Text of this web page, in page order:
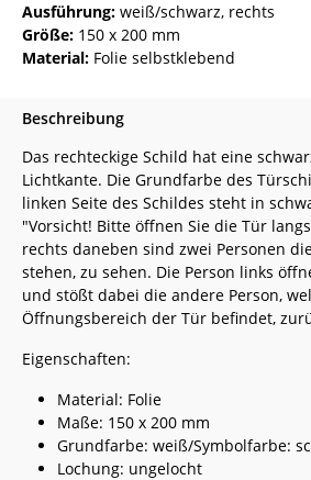
Ausführung: weiß/schwarz, rechts
Größe: 150 x 200 mm
Material: Folie selbstklebend
Beschreibung
Das rechteckige Schild hat eine
Lichtkante. Die Grundfarbe des
linken Seite des Schildes steht in
"Vorsicht! Bitte öffnen Sie die Tür
rechts daneben sind zwei Personen
stehen, zu sehen. Die Person links
und stößt dabei die andere Person,
Öffnungsbereich der Tür befindet,
Eigenschaften:
Material: Folie
Maße: 150 x 200 mm
Grundfarbe: weiß/Symbolfarbe:
Lochung: ungelocht